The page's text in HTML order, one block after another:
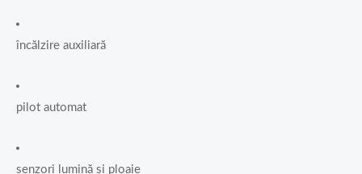
încălzire auxiliară
pilot automat
senzori lumină și ploaie